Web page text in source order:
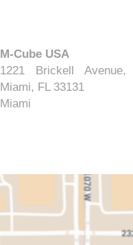
M-Cube USA
1221 Brickell Avenue,
Miami, FL 33131
Miami